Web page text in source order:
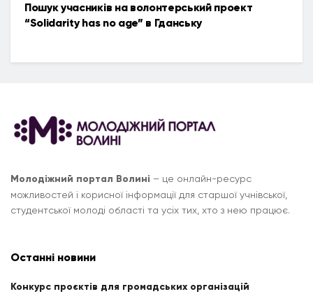
Пошук учасників на волонтерський проект
“Solidarity has no age” в Гданську
Молодіжний портал Волині – це онлайн-ресурс
можливостей і корисної інформації для старшої учнівської,
студентської молоді області та усіх тих, хто з нею працює.
Останні новини
Конкурс проєктів для громадських організацій